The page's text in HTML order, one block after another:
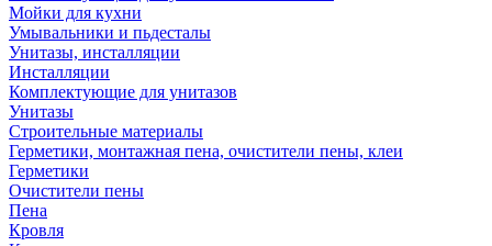
Мойки для кухни
Умывальники и пьдесталы
Унитазы, инсталляции
Инсталляции
Комплектующие для унитазов
Унитазы
Строительные материалы
Герметики, монтажная пена, очистители пены, клеи
Герметики
Очистители пены
Пена
Кровля